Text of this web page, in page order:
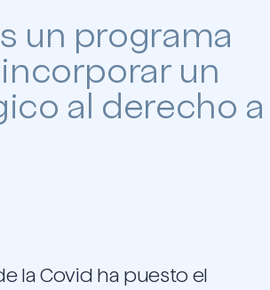
un programa
un
al derecho a
la Covid ha puesto el